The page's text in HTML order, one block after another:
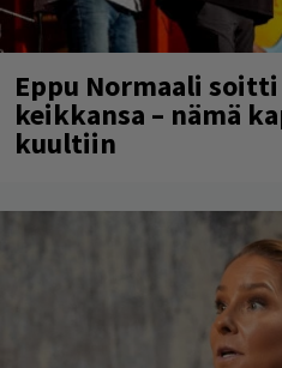
Eppu Normaali
keikkansa – nämä
kuultiin